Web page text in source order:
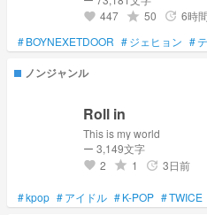
favorite 447 grade 50 update 6時
#BOYNEXETDOOR #ジェヒョン #
ノンジャンル
Roll in
This is my world
ー 3,149文字
favorite 2 grade 1 update 3日前
#kpop #アイドル #K-POP #TWICE